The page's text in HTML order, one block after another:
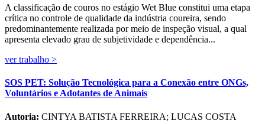
A classificação de couros no estágio Wet Blue constitui uma etapa
crítica no controle de qualidade da indústria coureira, sendo
predominantemente realizada por meio de inspeção visual, a qual
apresenta elevado grau de subjetividade e dependência...
ver trabalho >
SOS PET: Solução Tecnológica para a Conexão entre ONGs,
Voluntários e Adotantes de Animais
Autoria: CINTYA BATISTA FERREIRA; LUCAS COSTA